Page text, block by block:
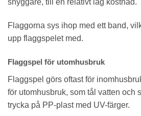
snyggare, till en relativt låg kostnad.
Flaggorna sys ihop med ett band,
upp flaggspelet med.
Flaggspel för utomhusbruk
Flaggspel görs oftast för
för utomhusbruk, som tål vatten och
trycka på PP-plast med UV-färger.